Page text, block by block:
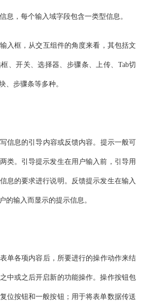
息，每个输入域字段包含一类型信息。
入框，从交互组件的角度来看，其包括文
、开关、选择器、步骤条、上传、Tab切
、步骤条等多种。
信息的引导内容或反馈内容。提示一般可
类。引导提示发生在用户输入前，引导用
息的要求进行说明。反馈提示发生在输入
的输入而显示的提示信息。
单各项内容后，所要进行的操作动作来结
中或之后开启新的功能操作。操作按钮包
位按钮和一般按钮；用于将表单数据传送